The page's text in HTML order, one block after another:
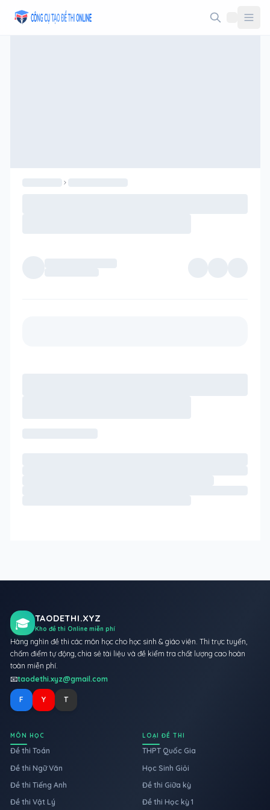
🎓 TAODETHI.XYZ
Kho đề thi Online miễn phí
Hàng nghìn đề thi các môn học cho học sinh & giáo viên. Thi trực tuyến,
chấm điểm tự động, chia sẻ tài liệu và đề kiểm tra chất lượng cao hoàn
toàn miễn phí.
📧taodethi.xyz@gmail.com
F Y T
MÔN HỌC
Đề thi Toán
Đề thi Ngữ Văn
Đề thi Tiếng Anh
Đề thi Vật Lý
LOẠI ĐỀ THI
THPT Quốc Gia
Học Sinh Giỏi
Đề thi Giữa kỳ
Đề thi Học kỳ 1